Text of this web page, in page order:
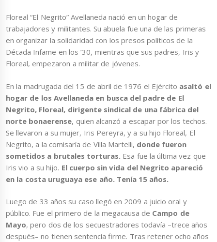
Floreal “El Negrito” Avellaneda nació en un hogar de
trabajadores y militantes. Su abuela fue una de las primeras
en organizar la solidaridad con los presos políticos de la
Década Infame en los ’30, mientras que sus padres, Iris y
Floreal, empezaron a militar de jóvenes.
En la madrugada del 15 de abril de 1976 el Ejército asaltó el
hogar de los Avellaneda en busca del padre de El
Negrito, Floreal, dirigente sindical de una fábrica del
norte bonaerense, quien alcanzó a escapar por los techos.
Se llevaron a su mujer, Iris Pereyra, y a su hijo Floreal, El
Negrito, a la comisaría de Villa Martelli, donde fueron
sometidos a brutales torturas. Esa fue la última vez que
Iris vio a su hijo. El cuerpo sin vida del Negrito apareció
en la costa uruguaya ese año. Tenía 15 años.
Luego de 33 años su caso llegó en 2009 a juicio oral y
público. Fue el primero de la megacausa de Campo de
Mayo, pero dos de los secuestradores todavía –trece años
después– no tienen sentencia firme. Tras retener ocho años